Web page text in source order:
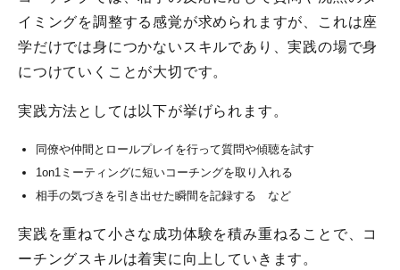
イミングを調整する感覚が求められますが、これは座
学だけでは身につかないスキルであり、実践の場で身
につけていくことが大切です。
実践方法としては以下が挙げられます。
同僚や仲間とロールプレイを行って質問や傾聴を試す
1on1ミーティングに短いコーチングを取り入れる
相手の気づきを引き出せた瞬間を記録する など
実践を重ねて小さな成功体験を積み重ねることで、コ
ーチングスキルは着実に向上していきます。